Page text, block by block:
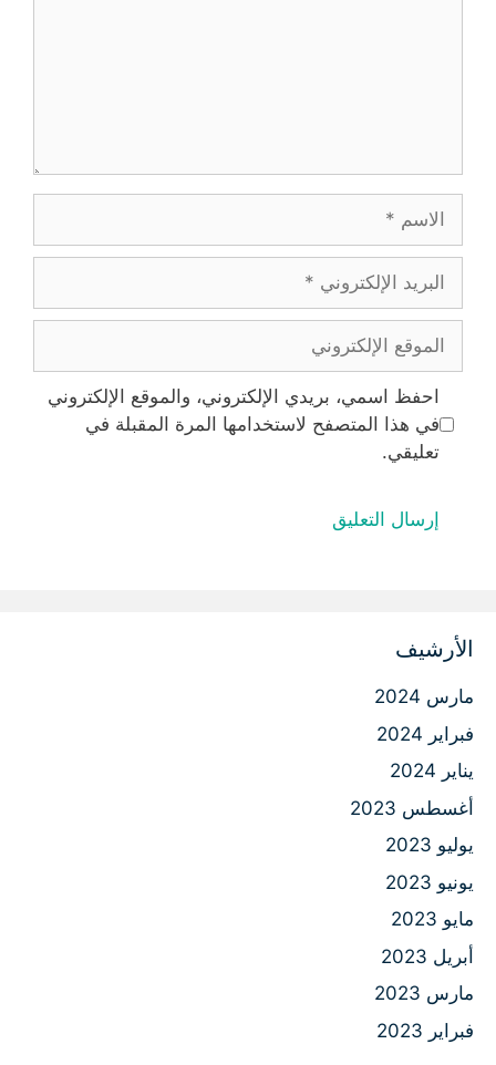
الإلكتروني
الإلكتروني
احفظ اسمي، بريدي الإلكتروني، والموقع الإلكتروني
في هذا المتصفح لاستخدامها المرة المقبلة في
تعليقي.
الأرشيف
مارس 2024
فبراير 2024
يناير 2024
أغسطس 2023
يوليو 2023
يونيو 2023
مايو 2023
أبريل 2023
مارس 2023
فبراير 2023